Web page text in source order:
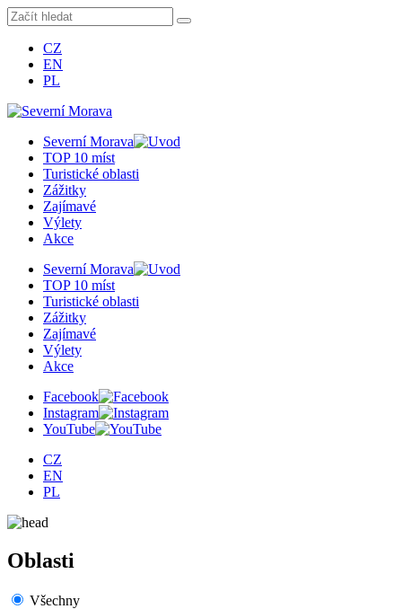
CZ
EN
PL
Severní Morava
TOP 10 míst
Turistické oblasti
Zážitky
Zajímavé
Výlety
Akce
Severní Morava
TOP 10 míst
Turistické oblasti
Zážitky
Zajímavé
Výlety
Akce
Facebook
Instagram
YouTube
CZ
EN
PL
Oblasti
Všechny